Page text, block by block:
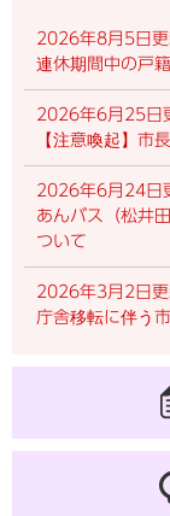
2026年8月5日
連休期間中の戸
2026年6月25日
【注意喚起】市
2026年6月24日
あんバス（松井
ついて
2026年3月2日
庁舎移転に伴う